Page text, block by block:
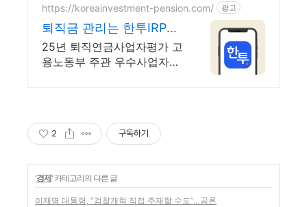
쿠폰 혜택 받기 (조건 충족
시)
https://koreainvestment-pension.com/ 광고
퇴직금 관리는 한투IRP에
서 자동 투자하는 적립식
ETF
25년 퇴직연금사업자평가 고
용노동부 주관 우수사업자
2 구독하기
'경제' 카테고리의 다른 글
이재명 대통령, “검찰개혁 직접 주재할 수도”…공론